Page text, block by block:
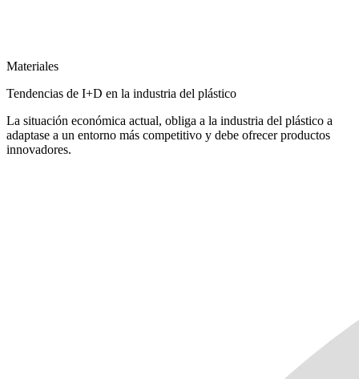
Materiales
Tendencias de I+D en la industria del plástico
La situación económica actual, obliga a la industria del plástico a
adaptase a un entorno más competitivo y debe ofrecer productos
innovadores.